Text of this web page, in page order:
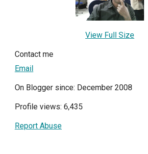
View Full Size
Contact me
Email
On Blogger since: December 2008
Profile views: 6,435
Report Abuse